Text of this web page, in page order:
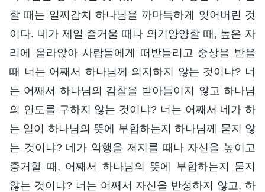
할 때는 일찌감치 하나님을 까마득하게 잊어버린 것
이다. 네가 제일 즐거울 때나 의기양양할 때, 높은 자
리에 올라앉아 사람들에게 떠받들리고 숭상을 받을
때 너는 어째서 하나님께 의지하지 않는 것이냐? 너
는 어째서 하나님의 감찰을 받아들이지 않고 하나님
의 인도를 구하지 않는 것이냐? 너는 어째서 네가 하
는 일이 하나님의 뜻에 부합하는지 하나님께 묻지 않
는 것이냐? 네가 악행을 저지를 때나 자신을 높이고
증거할 때, 어째서 하나님의 뜻에 부합하는지 묻지
않는 것이냐? 너는 어째서 자신을 반성하지 않고, 하